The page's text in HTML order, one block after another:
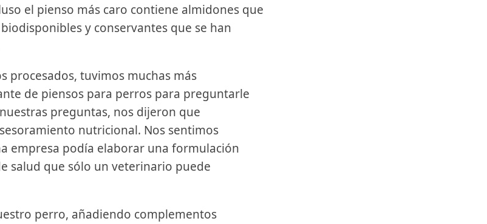
el pienso más caro contiene almidones que
y conservantes que se han
procesados, tuvimos muchas más
de piensos para perros para preguntarle
preguntas, nos dijeron que
nutricional. Nos sentimos
empresa podía elaborar una formulación
salud que sólo un veterinario puede
perro, añadiendo complementos